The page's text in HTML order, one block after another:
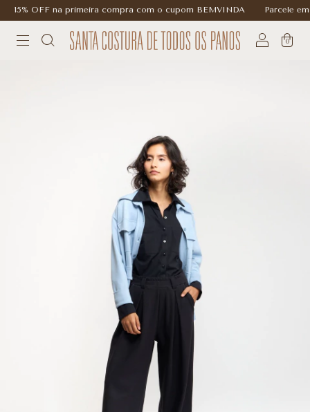
15% OFF na primeira compra com o cupom BEMVINDA Parcele em
0